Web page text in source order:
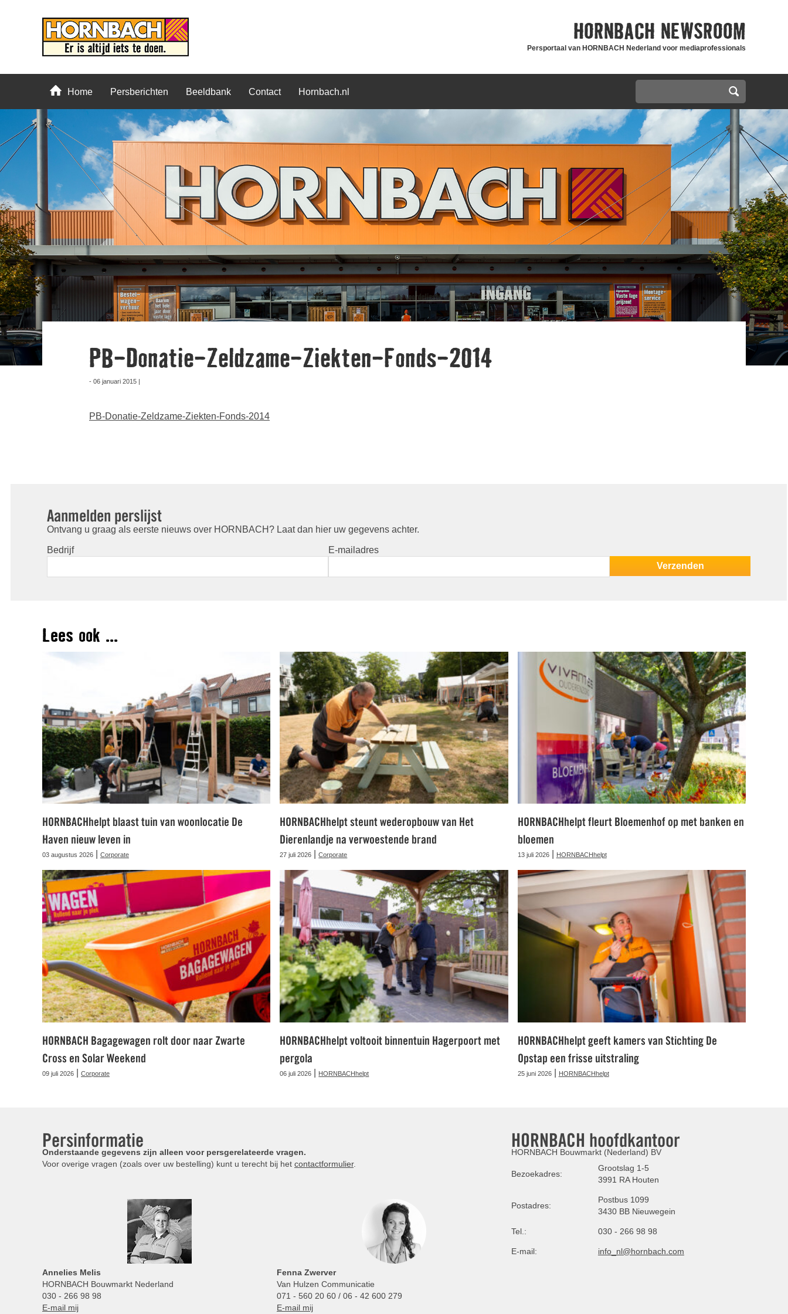
HORNBACH NEWSROOM
Persportaal van HORNBACH Nederland voor mediaprofessionals
Home Persberichten Beeldbank Contact Hornbach.nl
PB-Donatie-Zeldzame-Ziekten-Fonds-2014
- 06 januari 2015 |
PB-Donatie-Zeldzame-Ziekten-Fonds-2014
Aanmelden perslijst
Ontvang u graag als eerste nieuws over HORNBACH? Laat dan hier uw gegevens achter.
Bedrijf E-mailadres
Lees ook ...
HORNBACHhelpt blaast tuin van woonlocatie De
Haven nieuw leven in
03 augustus 2026 Corporate
HORNBACHhelpt steunt wederopbouw van Het
Dierenlandje na verwoestende brand
27 juli 2026 |Corporate
HORNBACHhelpt fleurt Bloemenhof op met banken en
bloemen
13 juli 2026| HORNBACHhelpt
HORNBACH Bagagewagen rolt door naar Zwarte
Cross en Solar Weekend
09 juli 2026 Corporate
HORNBACHhelpt voltooit binnentuin Hagerpoort met
pergola
06 juli 2026 HORNBACHhelpt
HORNBACHhelpt geeft kamers van Stichting De
Opstap een frisse uitstraling
25 juni 2026| HORNBACHhelpt
Persinformatie
Onderstaande gegevens zijn alleen voor persgerelateerde vragen.
Voor overige vragen (zoals over uw bestelling) kunt u terecht bij het contactformulier.
Annelies Melis
HORNBACH Bouwmarkt Nederland
030 - 266 98 98
E-mail mij
Fenna Zwerver
Van Hulzen Communicatie
071 - 560 20 60 / 06 - 42 600 279
E-mail mij
HORNBACH hoofdkantoor
HORNBACH Bouwmarkt (Nederland) BV
Bezoekadres:
Grootslag 1-5
3991 RA Houten
Postadres:
Postbus 1099
3430 BB Nieuwegein
Tel.: 030 - 266 98 98
E-mail: info_nl@hornbach.com